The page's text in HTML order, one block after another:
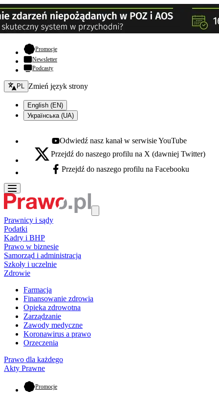
Promocje- otwiera się w nowej karcie
Newsletter
Podcasty
Zmień język - bieżący:
PL Zmień język strony
English (EN)
Українська (UA)
Youtube - otwiera się w nowej karcie
Odwiedź nasz kanał w serwisie YouTube
X - otwiera się w nowej karcie
Przejdź do naszego profilu na X (dawniej Twitter)
Facebook - otwiera się w nowej karcie
Przejdź do naszego profilu na Facebooku
Prawnicy i sądy
Podatki
Kadry i BHP
Prawo w biznesie
Samorząd i administracja
Szkoły i uczelnie
Zdrowie
Farmacja
Finansowanie zdrowia
Opieka zdrowotna
Zarządzanie
Zawody medyczne
Koronawirus a prawo
Orzeczenia
Prawo dla każdego
Akty Prawne
Promocje- otwiera się w nowej karcie